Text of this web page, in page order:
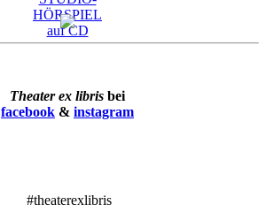
Theater ex libris bei
facebook & instagram
#theaterexlibris